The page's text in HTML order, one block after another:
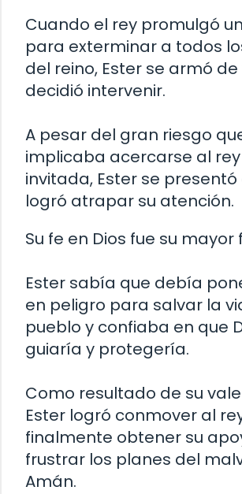
Cuando el rey promulgó
para exterminar a todos
del reino, Ester se armó
decidió intervenir.
A pesar del gran riesgo
implicaba acercarse al
invitada, Ester se
logró atrapar su atención.
Su fe en Dios fue su mayor
Ester sabía que debía
en peligro para salvar la
pueblo y confiaba en que
guiaría y protegería.
Como resultado de su
Ester logró conmover al
finalmente obtener su
frustrar los planes del
Amán.